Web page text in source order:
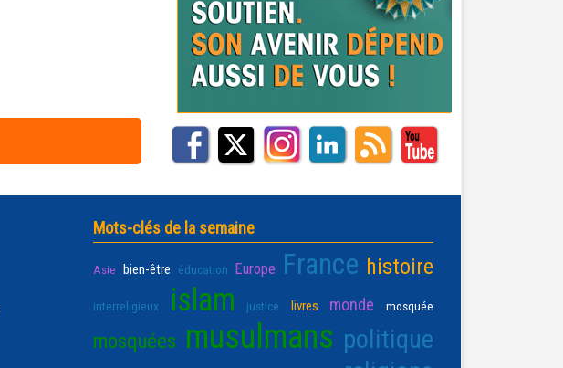
Mots-clés de la semaine
Asie bien-être éducation Europe France histoire
interreligieux islam justice livres monde mosquée
mosquées musulmans politique